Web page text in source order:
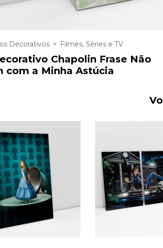
Decorativos > Filmes, Séries e TV
Chapolin Frase Não
com a Minha Astúcia